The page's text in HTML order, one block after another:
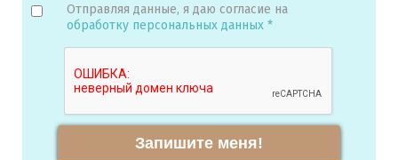
Отправляя данные, я даю согласие на
обработку персональных данных *
Запишите меня!